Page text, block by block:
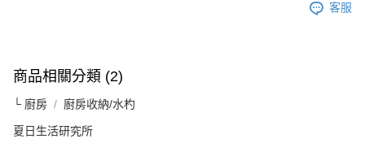
客服
商品相關分類 (2)
└ 廚房 廚房收納/水杓
夏日生活研究所